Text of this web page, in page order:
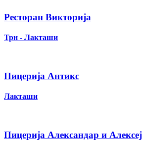
Ресторан Викторија
Трн - Лакташи
Пицерија Антикс
Лакташи
Пицерија Александар и Алексеј